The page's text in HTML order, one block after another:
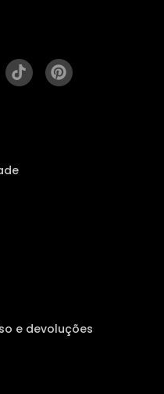
e devoluções